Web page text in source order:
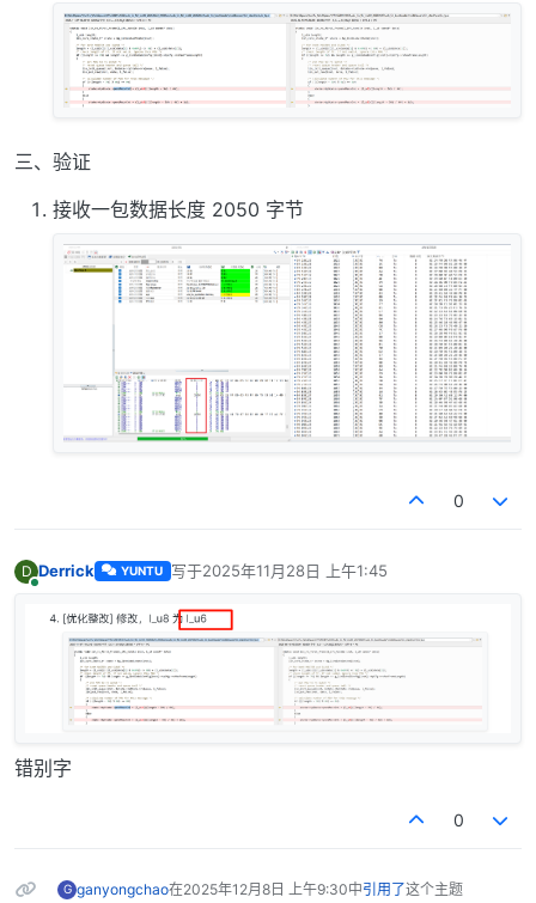
三、验证
接收一包数据长度 2050 字节
0
D Derrick YUNTU 写于2025年11月28日 上午1:45
最后由 编辑
错别字
0
G ganyongchao在2025年12月8日 上午9:30中引用了这个主题